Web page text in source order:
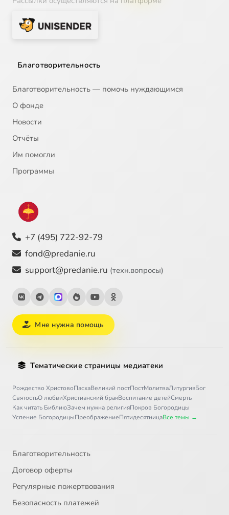
Благотворительность
Благотворительность — помочь нуждающимся
О фонде
Новости
Отчёты
Им помогли
Программы
+7 (495) 722-92-79
fond@predanie.ru
support@predanie.ru (техн.вопросы)
Мне нужна помощь
Тематические страницы медиатеки
Рождество ХристовоПасхаВеликий постПостМолитваЛитургияБог
СвятостьО любвиХристианский бракВоспитание детейСмерть
Как читать БиблиюЗачем нужна религияПокров Богородицы
Успение БогородицыПреображениеПятидесятницаВсе темы →
Благотворительность
Договор оферты
Регулярные пожертвования
Безопасность платежей